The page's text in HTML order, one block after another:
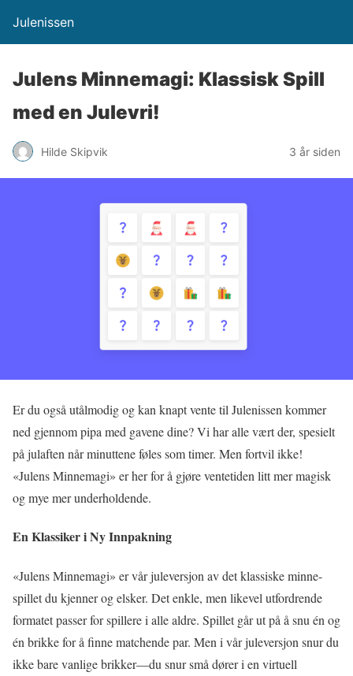
Julenissen
Julens Minnemagi: Klassisk Spill
med en Julevri!
Hilde Skipvik 3 år siden
Er du også utålmodig og kan knapt vente til Julenissen kommer
ned gjennom pipa med gavene dine? Vi har alle vært der, spesielt
på julaften når minuttene føles som timer. Men fortvil ikke!
«Julens Minnemagi» er her for å gjøre ventetiden litt mer magisk
og mye mer underholdende.
En Klassiker i Ny Innpakning
«Julens Minnemagi» er vår juleversjon av det klassiske minne-
spillet du kjenner og elsker. Det enkle, men likevel utfordrende
formatet passer for spillere i alle aldre. Spillet går ut på å snu én og
én brikke for å finne matchende par. Men i vår juleversjon snur du
ikke bare vanlige brikker—du snur små dører i en virtuell